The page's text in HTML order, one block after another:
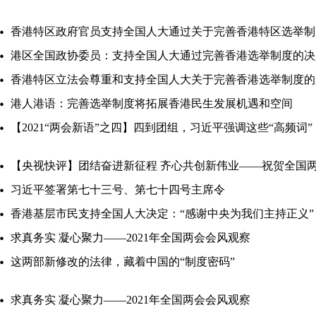
香港特区政府官员支持全国人大通过关于完善香港特区选举
港区全国政协委员：支持全国人大通过完善香港选举制度的
香港特区立法会尊重和支持全国人大关于完善香港选举制度
港人港语：完善选举制度将拓展香港民生发展机遇和空间
【2021“两会新语”之四】四到团组，习近平强调这些“高频词”
【央视快评】团结奋进新征程 齐心共创新伟业——祝贺全国
习近平签署第七十三号、第七十四号主席令
香港基层市民支持全国人大决定：“感谢中央为我们主持正义”
求真务实 凝心聚力——2021年全国两会会风观察
这两部新修改的法律，藏着中国的“制度密码”
求真务实 凝心聚力——2021年全国两会会风观察